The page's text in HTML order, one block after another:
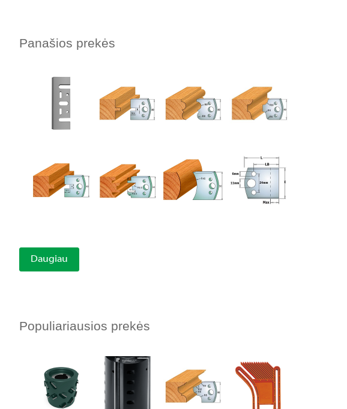
Panašios prekės
Daugiau
Populiariausios prekės